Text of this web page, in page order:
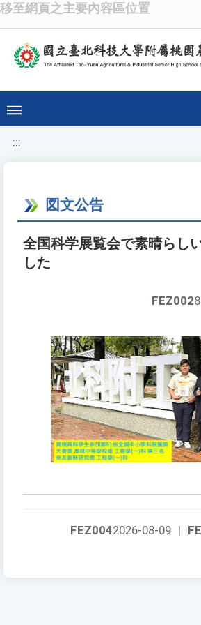
移至網頁之主要內容區位置
:::
図文公告
全国科学展覧会で素晴らし
した
FEZ002
FEZ0042026-08-09 |